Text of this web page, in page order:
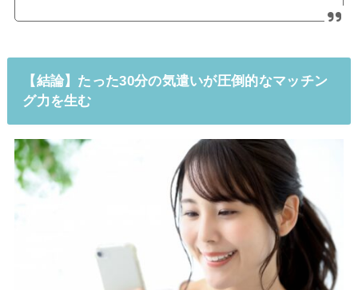
【結論】たった30分の気遣いが圧倒的なマッチン
グ力を生む